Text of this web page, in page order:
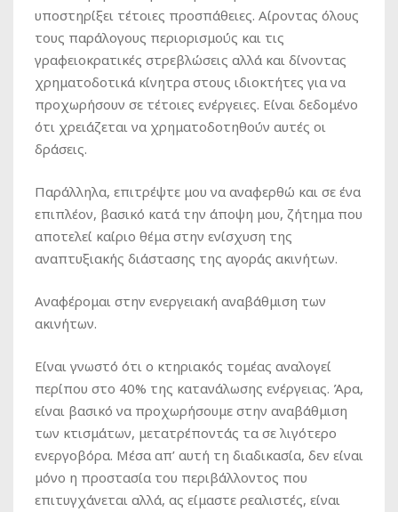
υποστηρίξει τέτοιες προσπάθειες. Αίροντας όλους
τους παράλογους περιορισμούς και τις
γραφειοκρατικές στρεβλώσεις αλλά και δίνοντας
χρηματοδοτικά κίνητρα στους ιδιοκτήτες για να
προχωρήσουν σε τέτοιες ενέργειες. Είναι δεδομένο
ότι χρειάζεται να χρηματοδοτηθούν αυτές οι
δράσεις.
Παράλληλα, επιτρέψτε μου να αναφερθώ και σε ένα
επιπλέον, βασικό κατά την άποψη μου, ζήτημα που
αποτελεί καίριο θέμα στην ενίσχυση της
αναπτυξιακής διάστασης της αγοράς ακινήτων.
Αναφέρομαι στην ενεργειακή αναβάθμιση των
ακινήτων.
Είναι γνωστό ότι ο κτηριακός τομέας αναλογεί
περίπου στο 40% της κατανάλωσης ενέργειας. Άρα,
είναι βασικό να προχωρήσουμε στην αναβάθμιση
των κτισμάτων, μετατρέποντάς τα σε λιγότερο
ενεργοβόρα. Μέσα απ’ αυτή τη διαδικασία, δεν είναι
μόνο η προστασία του περιβάλλοντος που
επιτυγχάνεται αλλά, ας είμαστε ρεαλιστές, είναι